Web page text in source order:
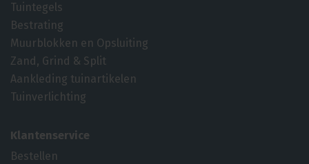
Tuintegels
Bestrating
Muurblokken en Opsluiting
Zand, Grind & Split
Aankleding tuinartikelen
Tuinverlichting
Klantenservice
Bestellen